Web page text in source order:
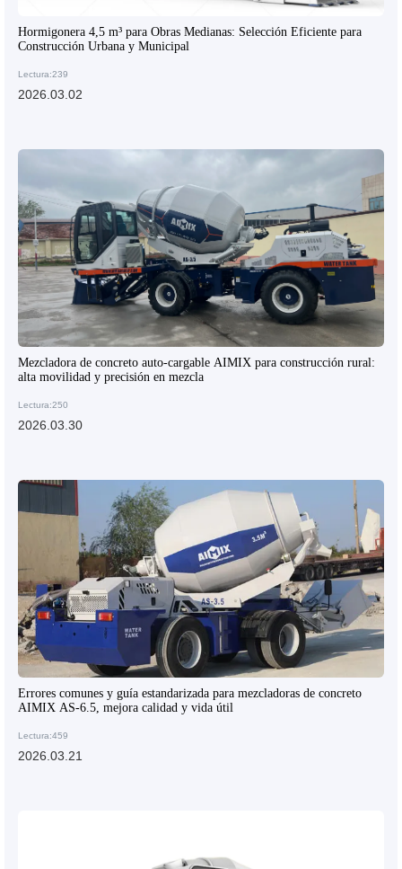
Hormigonera 4,5 m³ para Obras Medianas: Selección Eficiente para
Construcción Urbana y Municipal
Lectura:239
2026.03.02
Mezcladora de concreto auto-cargable AIMIX para construcción rural:
alta movilidad y precisión en mezcla
Lectura:250
2026.03.30
Errores comunes y guía estandarizada para mezcladoras de concreto
AIMIX AS-6.5, mejora calidad y vida útil
Lectura:459
2026.03.21